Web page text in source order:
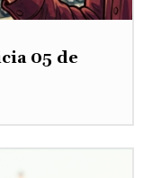
05 de